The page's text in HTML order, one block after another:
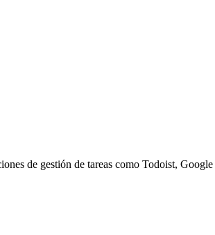
de gestión de tareas como Todoist,